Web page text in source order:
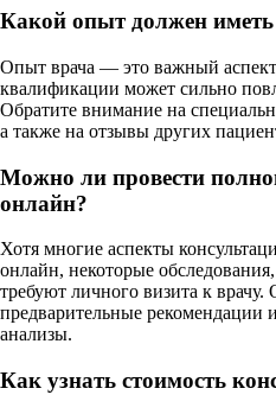
Какой опыт должен иметь
Опыт врача — это важный
квалификации может сильно
Обратите внимание на
а также на отзывы других
Можно ли провести
онлайн?
Хотя многие аспекты
онлайн, некоторые
требуют личного визита к
предварительные рекомендации
анализы.
Как узнать стоимость